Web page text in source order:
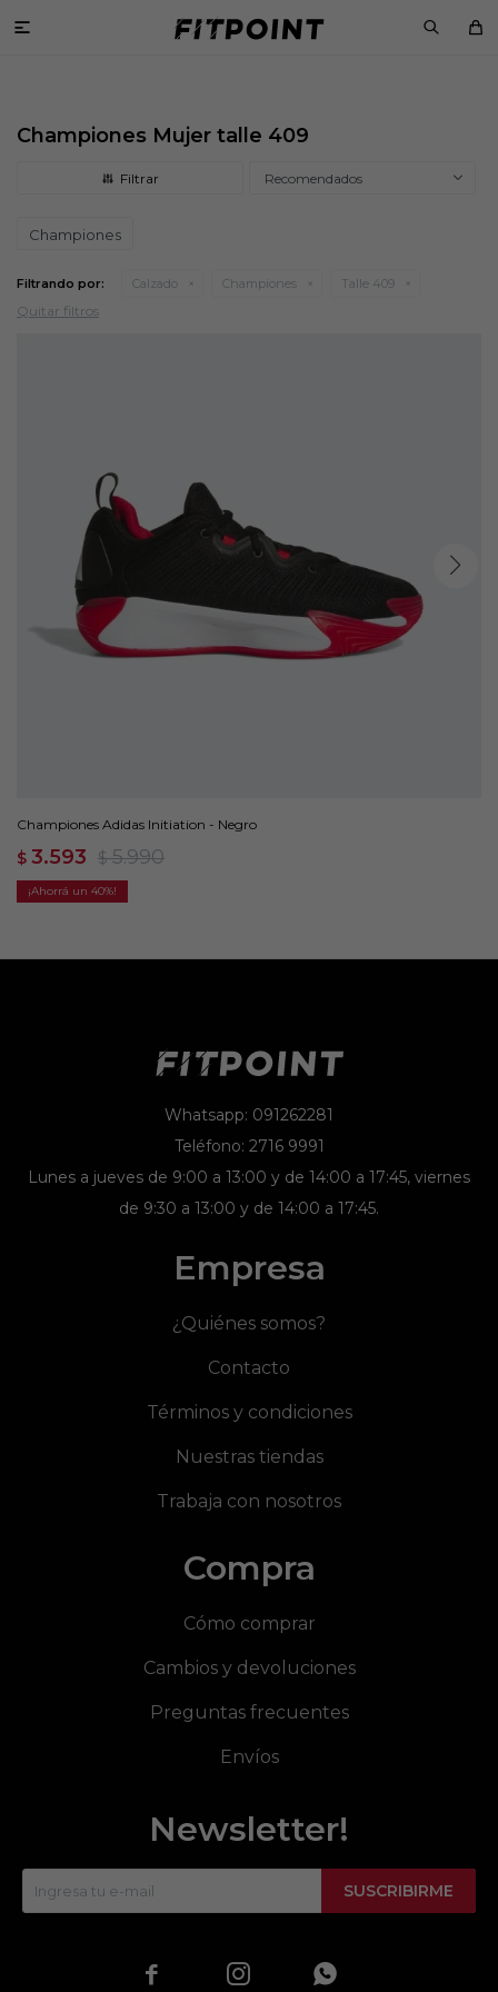

Championes Mujer talle 409
Recomendados
Championes
Filtrando por: Calzado Championes Talle 409
Quitar filtros
Championes Adidas Initiation - Negro
$ 3.593 $ 5.990
40
Whatsapp: 091262281
Teléfono: 2716 9991
Lunes a jueves de 9:00 a 13:00 y de 14:00 a 17:45, viernes
de 9:30 a 13:00 y de 14:00 a 17:45.
Empresa
¿Quiénes somos?
Contacto
Términos y condiciones
Nuestras tiendas
Trabaja con nosotros
Compra
Cómo comprar
Cambios y devoluciones
Preguntas frecuentes
Envíos
Newsletter!
SUSCRIBIRME
  